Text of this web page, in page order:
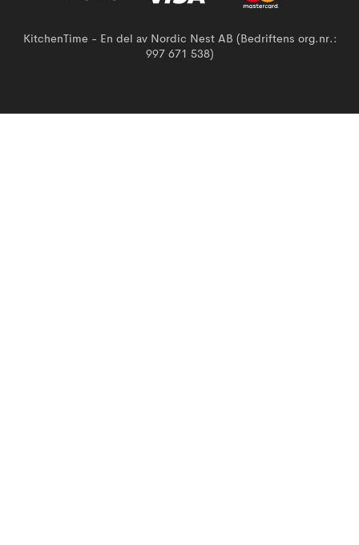
KitchenTime - En del av Nordic Nest AB (Bedriftens org.nr.:
997 671 538)